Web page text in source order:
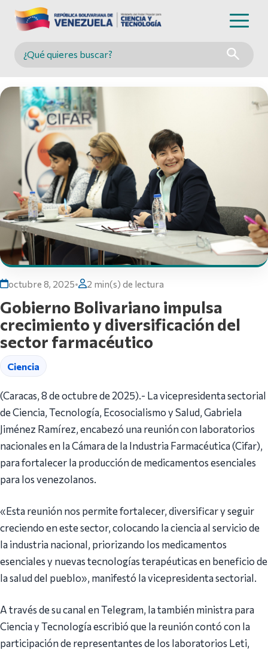
Buscar en MINCYT
octubre 8, 2025• 2 min(s) de lectura
Gobierno Bolivariano impulsa
crecimiento y diversificación del
sector farmacéutico
Ciencia
(Caracas, 8 de octubre de 2025).- La vicepresidenta sectorial
de Ciencia, Tecnología, Ecosocialismo y Salud, Gabriela
Jiménez Ramírez, encabezó una reunión con laboratorios
nacionales en la Cámara de la Industria Farmacéutica (Cifar),
para fortalecer la producción de medicamentos esenciales
para los venezolanos.
«Esta reunión nos permite fortalecer, diversificar y seguir
creciendo en este sector, colocando la ciencia al servicio de
la industria nacional, priorizando los medicamentos
esenciales y nuevas tecnologías terapéuticas en beneficio de
la salud del pueblo», manifestó la vicepresidenta sectorial.
A través de su canal en Telegram, la también ministra para
Ciencia y Tecnología escribió que la reunión contó con la
participación de representantes de los laboratorios Leti,